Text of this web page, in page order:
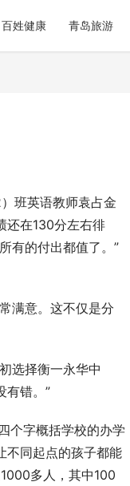
百姓健康 青岛旅游
班英语教师袁占金
还在130分左右徘
有的付出都值了。”
满意。这不仅是分
选择衡一永华中
有错。”
个字概括学校的办学
不同起点的孩子都能
多人，其中100